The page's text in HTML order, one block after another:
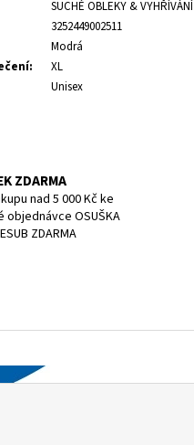
SUCHÉ OBLEKY &
3252449002511
Modrá
:
XL
Unisex
ZDARMA
nad 5 000 Kč ke
objednávce OSUŠKA
ZDARMA